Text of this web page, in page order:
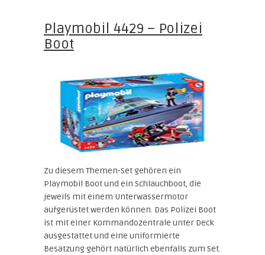
Playmobil 4429 – Polizei
Boot
Zu diesem Themen-Set gehören ein
Playmobil Boot und ein Schlauchboot, die
jeweils mit einem Unterwassermotor
aufgerüstet werden können. Das Polizei Boot
ist mit einer Kommandozentrale unter Deck
ausgestattet und eine uniformierte
Besatzung gehört natürlich ebenfalls zum Set.